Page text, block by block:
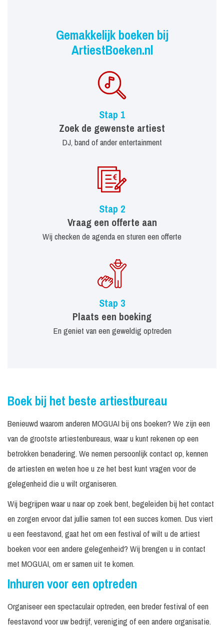
Gemakkelijk boeken bij
ArtiestBoeken.nl
Stap 1
Zoek de gewenste artiest
DJ, band of ander entertainment
Stap 2
Vraag een offerte aan
Wij checken de agenda en sturen een offerte
Stap 3
Plaats een boeking
En geniet van een geweldig optreden
Boek bij het beste artiestbureau
Benieuwd waarom anderen MOGUAI bij ons boeken? We zijn een
van de grootste artiestenbureaus, waar u kunt rekenen op een
betrokken benadering. We nemen persoonlijk contact op, kennen
de artiesten en weten hoe u ze het best kunt vragen voor de
gelegenheid die u wilt organiseren.
Wij begrijpen waar u naar op zoek bent, begeleiden bij het contact
en zorgen ervoor dat jullie samen tot een succes komen. Dus viert
u een feestavond, gaat het om een festival of wilt u de artiest
boeken voor een andere gelegenheid? Wij brengen u in contact
met MOGUAI, om er samen uit te komen.
Inhuren voor een optreden
Organiseer een spectaculair optreden, een breder festival of een
feestavond voor uw bedrijf, vereniging of een andere organisatie.